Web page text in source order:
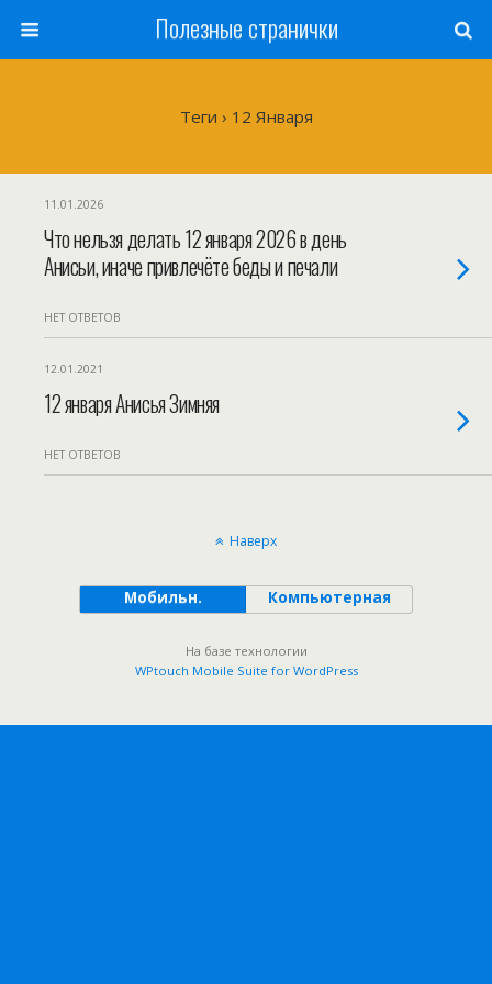
Полезные странички
Теги › 12 Января
11.01.2026
Что нельзя делать 12 января 2026 в день
Анисьи, иначе привлечёте беды и печали
НЕТ ОТВЕТОВ
12.01.2021
12 января Анисья Зимняя
НЕТ ОТВЕТОВ
Наверх
Мобильн. Компьютерная
На базе технологии
WPtouch Mobile Suite for WordPress